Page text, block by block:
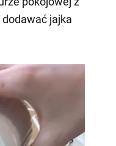
jajka